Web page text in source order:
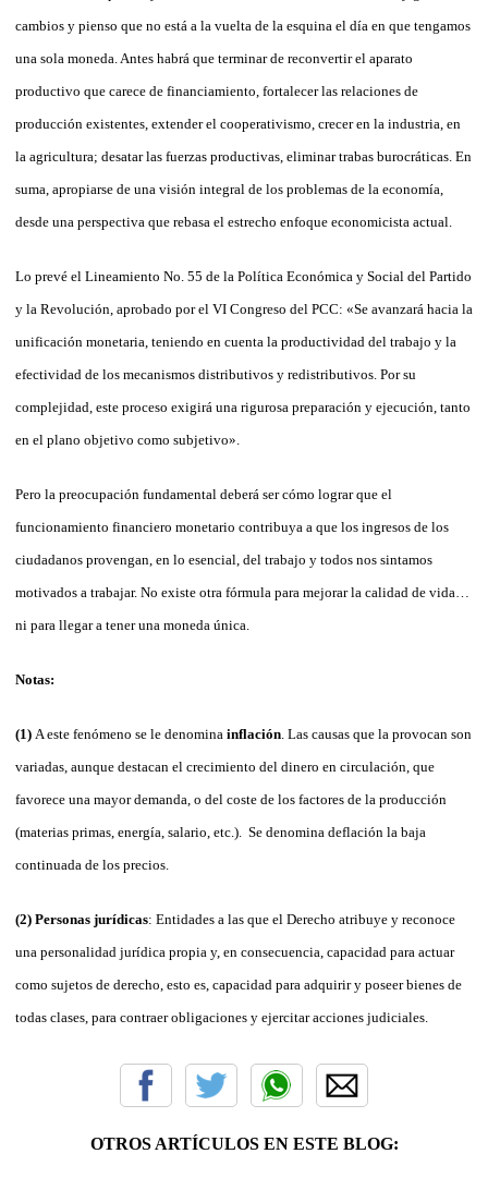
cambios y pienso que no está a la vuelta de la esquina el día en que tengamos
una sola moneda. Antes habrá que terminar de re­con­vertir el aparato
productivo que carece de financiamiento, fortalecer las relaciones de
producción existentes, extender el cooperativismo, crecer en la industria, en
la agricultura; desatar las fuerzas productivas, eliminar trabas burocráticas. En
suma, apropiarse de una visión integral de los problemas de la economía,
desde una perspectiva que rebasa el estrecho enfoque economicista actual.
Lo prevé el Lineamiento No. 55 de la Política Económica y Social del Partido
y la Revolución, aprobado por el VI Congreso del PCC: «Se avan­zará hacia la
unificación monetaria, teniendo en cuenta la productividad del trabajo y la
efectividad de los mecanismos distributivos y re­dis­tributivos. Por su
complejidad, es­te proceso exigirá una rigurosa preparación y ejecución, tanto
en el plano objetivo como subjetivo».
Pero la preocupación fun­da­men­tal deberá ser cómo lograr que el
funcionamiento financiero monetario contribuya a que los ingresos de los
ciudadanos provengan, en lo esencial, del trabajo y todos nos sintamos
motivados a trabajar. No existe otra fórmula para mejorar la calidad de vida…
ni para llegar a tener una moneda única.
Notas:
(1) A este fenómeno se le denomina inflación . Las causas que la provocan son
variadas, aunque des­tacan el crecimiento del dinero en circulación, que
favorece una ma­yor demanda, o del coste de los factores de la producción
(materias primas, energía, salario, etc.). Se denomina deflación la baja
continuada de los precios.
(2) Personas jurídicas: Entidades a las que el Derecho atribuye y reconoce
una personalidad jurídica propia y, en consecuencia, capacidad para actuar
como sujetos de derecho, esto es, capacidad para adquirir y poseer bienes de
todas clases, para contraer obligaciones y ejercitar acciones judiciales.
OTROS ARTÍCULOS EN ESTE BLOG: